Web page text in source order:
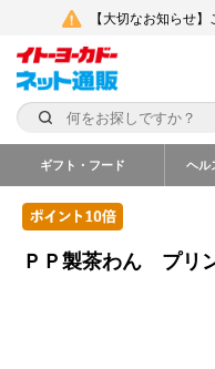
【大切なお知らせ
ギフト・フード ヘル
ＰＰ製茶わん プリ